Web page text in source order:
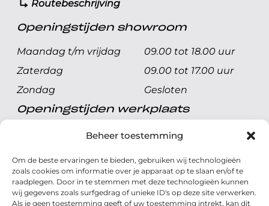
Beheer toestemming
Om de beste ervaringen te bieden, gebruiken wij technologieën
zoals cookies om informatie over je apparaat op te slaan en/of te
raadplegen. Door in te stemmen met deze technologieën kunnen
wij gegevens zoals surfgedrag of unieke ID's op deze site verwerken.
Als je geen toestemming geeft of uw toestemming intrekt, kan dit
Routebeschrijving
Openingstijden showroom
Maandag t/m vrijdag
09.00 tot 18.00 uur
Zaterdag
09.00 tot 17.00 uur
Zondag
Gesloten
Openingstijden werkplaats
Maandag t/m vrijdag
08.00 tot 17.00 uur
Zondag
Gesloten
Volg ons